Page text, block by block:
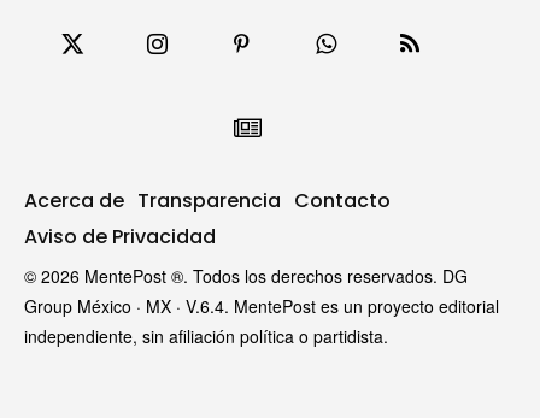
Acerca de Transparencia Contacto
Aviso de Privacidad
© 2026 MentePost ®. Todos los derechos reservados. DG
Group México · MX · V.6.4. MentePost es un proyecto editorial
independiente, sin afiliación política o partidista.